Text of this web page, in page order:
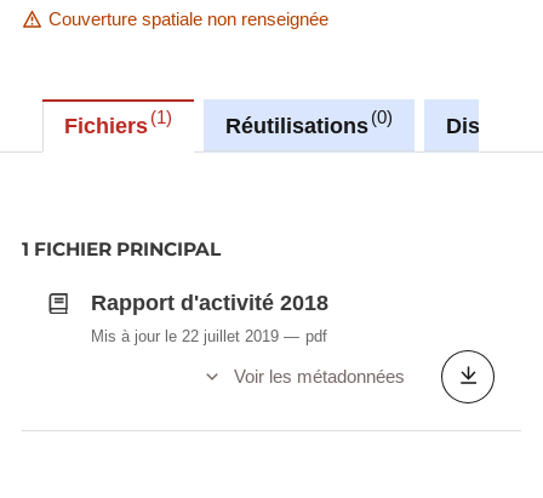
Couverture spatiale non renseignée
Fichiers 1 Réutilisations 0
1 FICHIER PRINCIPAL
Rapport d'activité 2018
Mis à jour le 22 juillet 2019 pdf
Voir les métadonnées